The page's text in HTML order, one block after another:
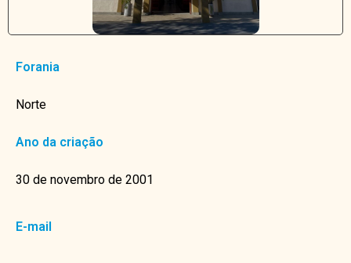
Forania
Norte
Ano da criação
30 de novembro de 2001
E-mail